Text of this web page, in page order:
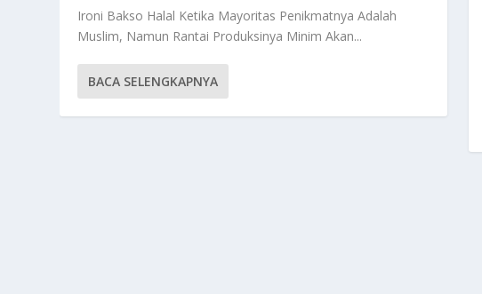
Ironi Bakso Halal Ketika Mayoritas Penikmatnya Adalah
Muslim, Namun Rantai Produksinya Minim Akan...
BACA SELENGKAPNYA